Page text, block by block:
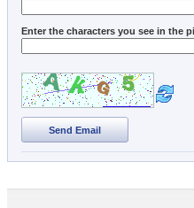
Enter the characters you see in the
Send Email